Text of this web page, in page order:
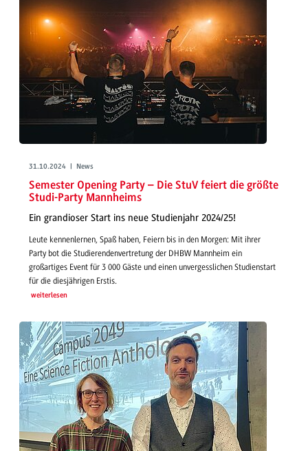
31.10.2024 | News
Semester Opening Party – Die StuV feiert die größte
Studi-Party Mannheims
Ein grandioser Start ins neue Studienjahr 2024/25!
Leute kennenlernen, Spaß haben, Feiern bis in den Morgen: Mit ihrer
Party bot die Studierendenvertretung der DHBW Mannheim ein
großartiges Event für 3 000 Gäste und einen unvergesslichen Studienstart
für die diesjährigen Erstis.
weiterlesen